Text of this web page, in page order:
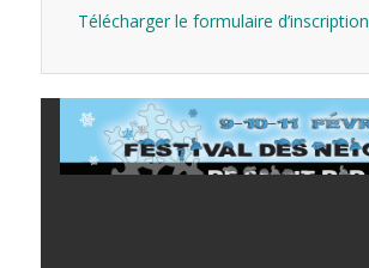
Télécharger le formulaire d’inscription